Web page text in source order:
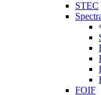
STEC
FOIF